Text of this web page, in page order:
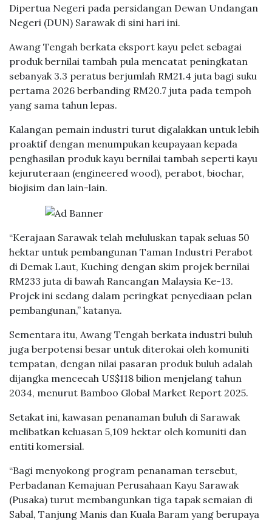
Dipertua Negeri pada persidangan Dewan Undangan
Negeri (DUN) Sarawak di sini hari ini.
Awang Tengah berkata eksport kayu pelet sebagai
produk bernilai tambah pula mencatat peningkatan
sebanyak 3.3 peratus berjumlah RM21.4 juta bagi suku
pertama 2026 berbanding RM20.7 juta pada tempoh
yang sama tahun lepas.
Kalangan pemain industri turut digalakkan untuk lebih
proaktif dengan menumpukan keupayaan kepada
penghasilan produk kayu bernilai tambah seperti kayu
kejuruteraan (engineered wood), perabot, biochar,
biojisim dan lain-lain.
“Kerajaan Sarawak telah meluluskan tapak seluas 50
hektar untuk pembangunan Taman Industri Perabot
di Demak Laut, Kuching dengan skim projek bernilai
RM233 juta di bawah Rancangan Malaysia Ke-13.
Projek ini sedang dalam peringkat penyediaan pelan
pembangunan,” katanya.
Sementara itu, Awang Tengah berkata industri buluh
juga berpotensi besar untuk diterokai oleh komuniti
tempatan, dengan nilai pasaran produk buluh adalah
dijangka mencecah US$118 bilion menjelang tahun
2034, menurut Bamboo Global Market Report 2025.
Setakat ini, kawasan penanaman buluh di Sarawak
melibatkan keluasan 5,109 hektar oleh komuniti dan
entiti komersial.
“Bagi menyokong program penanaman tersebut,
Perbadanan Kemajuan Perusahaan Kayu Sarawak
(Pusaka) turut membangunkan tiga tapak semaian di
Sabal, Tanjung Manis dan Kuala Baram yang berupaya